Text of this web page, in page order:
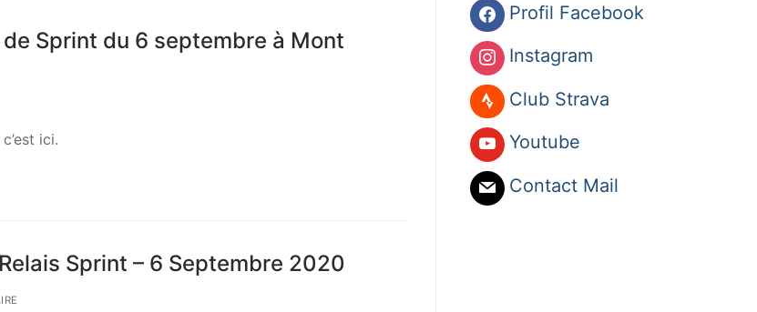
Sprint du 6 septembre à Mont
ici.
Sprint – 6 Septembre 2020
Profil Facebook
Instagram
Club Strava
Youtube
Contact Mail